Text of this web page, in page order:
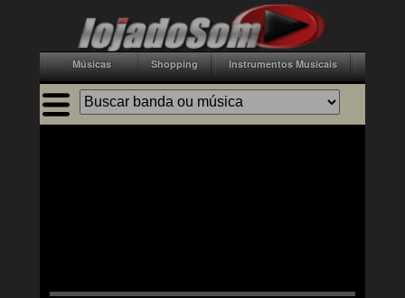
Músicas Shopping Instrumentos Musicais